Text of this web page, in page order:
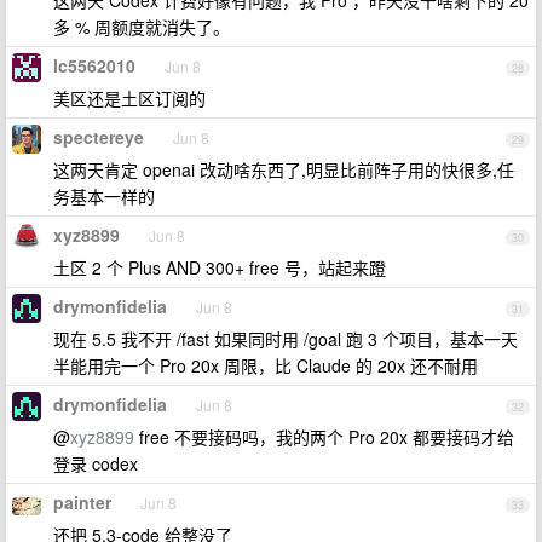
多 % 周额度就消失了。
28
lc5562010 Jun 8
美区还是土区订阅的
29
spectereye Jun 8
这两天肯定 openai 改动啥东西了,明显比前阵子用的快很多,任
务基本一样的
30
xyz8899 Jun 8
土区 2 个 Plus AND 300+ free 号，站起来蹬
31
drymonfidelia Jun 8
现在 5.5 我不开 /fast 如果同时用 /goal 跑 3 个项目，基本一天
半能用完一个 Pro 20x 周限，比 Claude 的 20x 还不耐用
32
drymonfidelia Jun 8
@xyz8899 free 不要接码吗，我的两个 Pro 20x 都要接码才给
登录 codex
33
painter Jun 8
还把 5.3-code 给整没了